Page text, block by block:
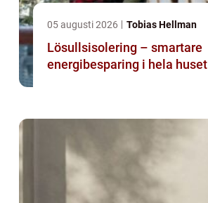
05 augusti 2026 Tobias Hellman
Lösullsisolering – smartare
energibesparing i hela huset